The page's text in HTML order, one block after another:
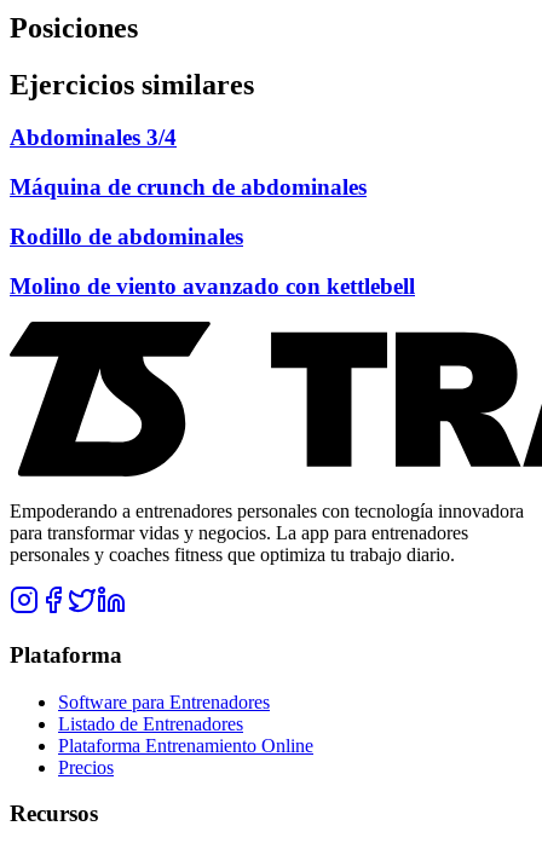
Posiciones
Ejercicios similares
Abdominales 3/4
Máquina de crunch de abdominales
Rodillo de abdominales
Molino de viento avanzado con kettlebell
Empoderando a entrenadores personales con tecnología innovadora
para transformar vidas y negocios. La app para entrenadores
personales y coaches fitness que optimiza tu trabajo diario.
Plataforma
Software para Entrenadores
Listado de Entrenadores
Plataforma Entrenamiento Online
Precios
Recursos